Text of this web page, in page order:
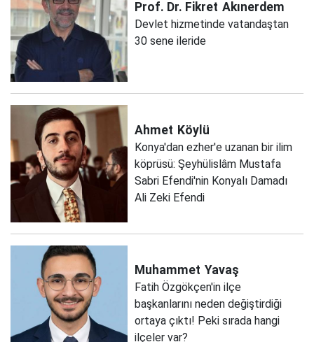
Prof. Dr. Fikret Akınerdem
Devlet hizmetinde vatandaştan
30 sene ileride
Ahmet Köylü
Konya'dan ezher'e uzanan bir ilim
köprüsü: Şeyhülislâm Mustafa
Sabri Efendi'nin Konyalı Damadı
Ali Zeki Efendi
Muhammet Yavaş
Fatih Özgökçen'in ilçe
başkanlarını neden değiştirdiği
ortaya çıktı! Peki sırada hangi
ilçeler var?